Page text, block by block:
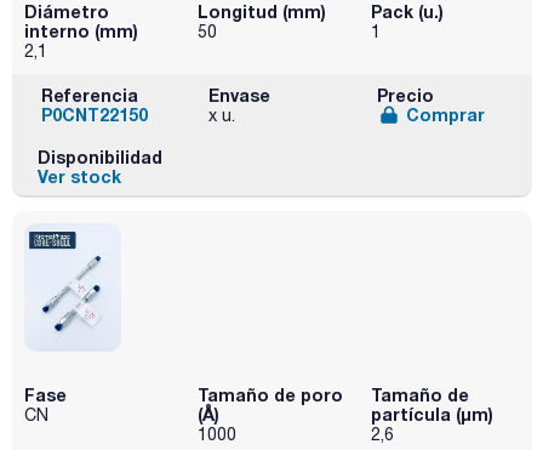
Diámetro
interno (mm)
2,1
Longitud (mm)
50
Pack (u.)
1
Referencia
P0CNT22150
Envase
x u.
Precio
Comprar
Disponibilidad
Ver stock
Fase
CN
Tamaño de poro
(Å)
1000
Tamaño de
partícula (μm)
2,6